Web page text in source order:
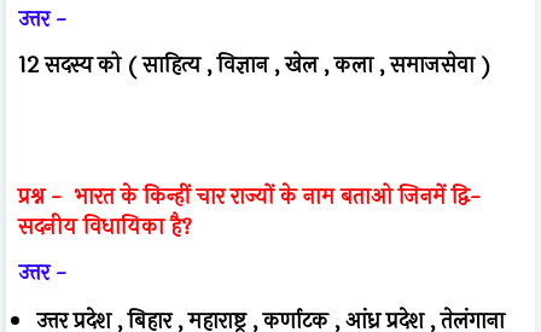
उत्तर -
12 सदस्य को( साहित्य , विज्ञान , खेल , कला , समाजसेवा )
प्रश्न - भारत के किन्हीं चार राज्यों के नाम बताओ जिनमें द्वि-
सदनीय विधायिका है?
उत्तर -
उत्तर प्रदेश , बिहार , महाराष्ट्र , कर्णाटक , आंध्र प्रदेश , तेलंगाना